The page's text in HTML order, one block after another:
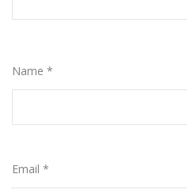
Name *
Email *